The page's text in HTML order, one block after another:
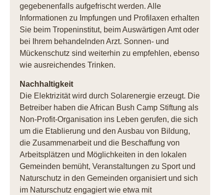
gegebenenfalls aufgefrischt werden. Alle
Informationen zu Impfungen und Profilaxen erhalten
Sie beim Tropeninstitut, beim Auswärtigen Amt oder
bei Ihrem behandelnden Arzt. Sonnen- und
Mückenschutz sind weiterhin zu empfehlen, ebenso
wie ausreichendes Trinken.
Nachhaltigkeit
Die Elektrizität wird durch Solarenergie erzeugt. Die
Betreiber haben die African Bush Camp Stiftung als
Non-Profit-Organisation ins Leben gerufen, die sich
um die Etablierung und den Ausbau von Bildung,
die Zusammenarbeit und die Beschaffung von
Arbeitsplätzen und Möglichkeiten in den lokalen
Gemeinden bemüht, Veranstaltungen zu Sport und
Naturschutz in den Gemeinden organisiert und sich
im Naturschutz engagiert wie etwa mit